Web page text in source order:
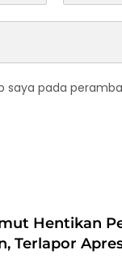
saya pada
Hentikan
Terlapor